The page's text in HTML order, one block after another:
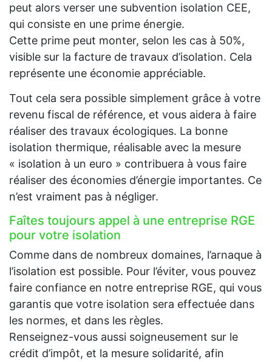
peut alors verser une subvention isolation CEE,
qui consiste en une prime énergie.
Cette prime peut monter, selon les cas à 50%,
visible sur la facture de travaux d’isolation. Cela
représente une économie appréciable.
Tout cela sera possible simplement grâce à votre
revenu fiscal de référence, et vous aidera à faire
réaliser des travaux écologiques. La bonne
isolation thermique, réalisable avec la mesure
« isolation à un euro » contribuera à vous faire
réaliser des économies d’énergie importantes. Ce
n’est vraiment pas à négliger.
Faîtes toujours appel à une entreprise RGE
pour votre isolation
Comme dans de nombreux domaines, l’arnaque à
l’isolation est possible. Pour l’éviter, vous pouvez
faire confiance en notre entreprise RGE, qui vous
garantis que votre isolation sera effectuée dans
les normes, et dans les règles.
Renseignez-vous aussi soigneusement sur le
crédit d’impôt, et la mesure solidarité, afin